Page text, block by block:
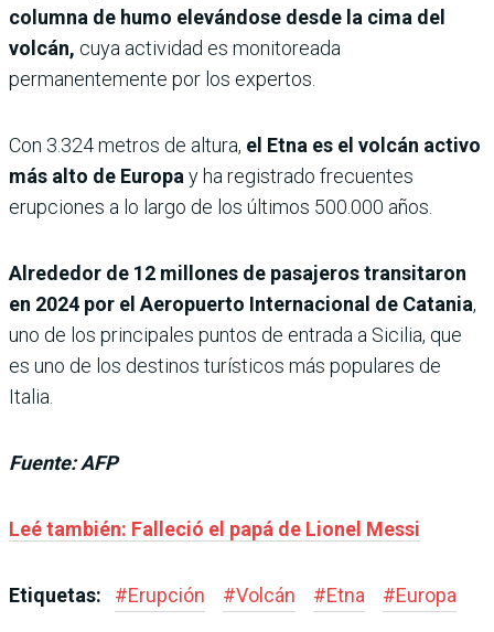
columna de humo elevándose desde la cima del
volcán, cuya actividad es monitoreada
permanentemente por los expertos.
Con 3.324 metros de altura, el Etna es el volcán activo
más alto de Europay ha registrado frecuentes
erupciones a lo largo de los últimos 500.000 años.
Alrededor de 12 millones de pasajeros transitaron
en 2024 por el Aeropuerto Internacional de Catania,
uno de los principales puntos de entrada a Sicilia, que
es uno de los destinos turísticos más populares de
Italia.
Fuente: AFP
Leé también: Falleció el papá de Lionel Messi
Etiquetas: #Erupción #Volcán #Etna #Europa